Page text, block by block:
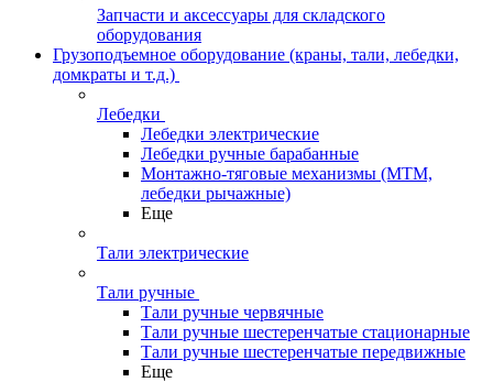
Запчасти и аксессуары для складского
оборудования
Грузоподъемное оборудование (краны, тали, лебедки,
домкраты и т.д.)
Лебедки
Лебедки электрические
Лебедки ручные барабанные
Монтажно-тяговые механизмы (МТМ,
лебедки рычажные)
Еще
Тали электрические
Тали ручные
Тали ручные червячные
Тали ручные шестеренчатые стационарные
Тали ручные шестеренчатые передвижные
Еще